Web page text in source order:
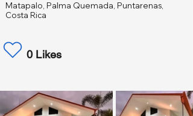
Matapalo, Palma Quemada, Puntarenas,
Costa Rica
0 Likes